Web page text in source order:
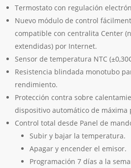
Termostato con regulación
Nuevo módulo de control
compatible con centralita Center
extendidas) por Internet.
Sensor de temperatura NTC
Resistencia blindada monotubo
rendimiento.
Protección contra sobre
dispositivo automático de máxima
Control total desde Panel de
Subir y bajar la temperatura.
Apagar y encender el emisor.
Programación 7 días a la